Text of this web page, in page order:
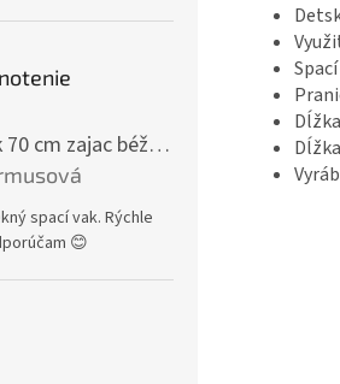
Letný spací vak 70 cm zajac béžový zips na boku
je 5 z 5 hviezdičiek.
spací vak. Rýchle
😊